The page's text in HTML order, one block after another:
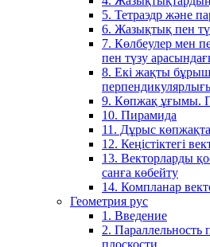
5. Тетраэдр және
6. Жазықтық пен
7. Көлбеулер мен
пен түзу
8. Екі жақты
9. Көпжақ ұғымы.
10. Пирамида
11. Дұрыс
12. Кеңістіктегі
13. Векторларды
санға көбейту
14. Компланар
Геометрия рус
1. Введение
2.
плоскости